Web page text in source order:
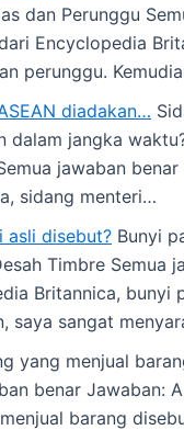
dan Perunggu
Encyclopedia
perunggu.
diadakan…
dalam jangka
jawaban benar
sidang menteri…
asli disebut? Bunyi
Timbre Semua
Britannica, bunyi
saya sangat
yang menjual
benar Jawaban:
barang